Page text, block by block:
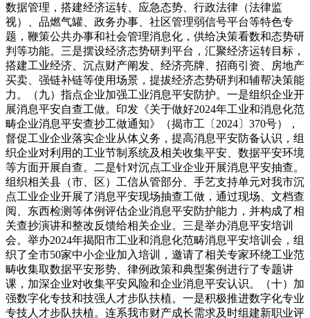
数据管理，搭建经济运转、应急态势、行政法律（法律监
视）、品燃气罐、政务办事、社区管理弱信号平台等特色专
题，鞭策公共办事和社会管理消息化，供给决策看数和态势研
判等功能。三是摆设经济态势研判平台，汇聚经济运转目标，
搭建工业经济、沉点财产阐发、经济亮牌、招商引资、房地产
买卖、强链补链等使用场景，提拔经济态势研判和辅帮决策能
力。（九）指点企业加强工业消息平安防护。一是组织企业开
展消息平安自查工做。印发《关于做好2024年工业和消息化范
畴企业消息平安查抄工做通知》（揭市工〔2024〕370号），
督促工业企业落实企业从体义务，提高消息平安防备认识，组
织企业对利用的工业节制系统及相关收集平安、数据平安环境
等方面开展自查。二是针对沉点工业企业开展消息平安抽查。
组织相关县（市、区）工信从管部分、手艺支持单元对我市沉
点工业企业开展了消息平安现场抽查工做，通过现场、文档查
阅、东西检测等体例评估企业消息平安防护能力，并构成了相
关查抄演讲和整改反馈给相关企业。三是举办消息平安培训
会。举办2024年揭阳市工业和消息化范畴消息平安培训会，组
织了全市50家中小企业加入培训，邀请了相关专家环绕工业范
畴收集取数据平安形势、律例政策和典型案例进行了专题讲
课，加深企业对收集平安风险和企业消息平安认识。（十）加
强数字化专技和技强人才步队扶植。一是积极推进数字化专业
专技人才步队扶植。连系我市财产成长需求及时组建新职业评